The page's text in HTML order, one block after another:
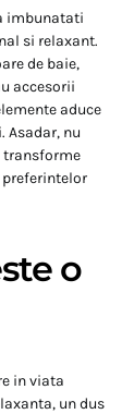
imbunatati
si relaxant.
de baie,
accesorii
aduce
Asadar, nu
transforme
o
in viata
un dus